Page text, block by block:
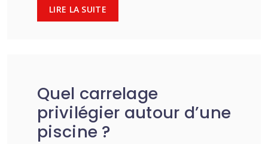
LIRE LA SUITE
Quel carrelage
privilégier autour d’une
piscine ?